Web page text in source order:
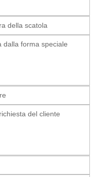
della scatola
dalla forma speciale
del cliente